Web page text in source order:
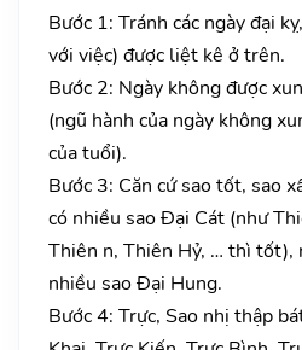
Bước 1: Tránh các ngày đại
với việc) được liệt kê ở trên.
Bước 2: Ngày không được
(ngũ hành của ngày không
của tuổi).
Bước 3: Căn cứ sao tốt, sao
có nhiều sao Đại Cát (như
Thiên n, Thiên Hỷ, … thì tốt),
nhiều sao Đại Hung.
Bước 4: Trực, Sao nhị thập